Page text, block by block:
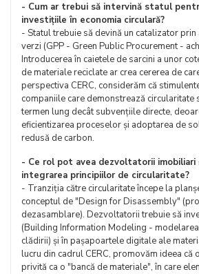
- Cum ar trebui să intervină statul
investițiile în economia circulară?
- Statul trebuie să devină un catalizator
verzi (GPP - Green Public Procurement -
Introducerea în caietele de sarcini a unor
de materiale reciclate ar crea cererea de
perspectiva CERC, considerăm că
companiile care demonstrează circularitate
termen lung decât subvențiile directe,
eficientizarea proceselor și adoptarea de
redusă de carbon.
- Ce rol pot avea dezvoltatorii
integrarea principiilor de circularitate?
- Tranziția către circularitate începe la
conceptul de "Design for Disassembly"
dezasamblare). Dezvoltatorii trebuie să
(Building Information Modeling -
clădirii) și în pașapoartele digitale ale
lucru din cadrul CERC, promovăm ideea că
privită ca o "bancă de materiale", în care